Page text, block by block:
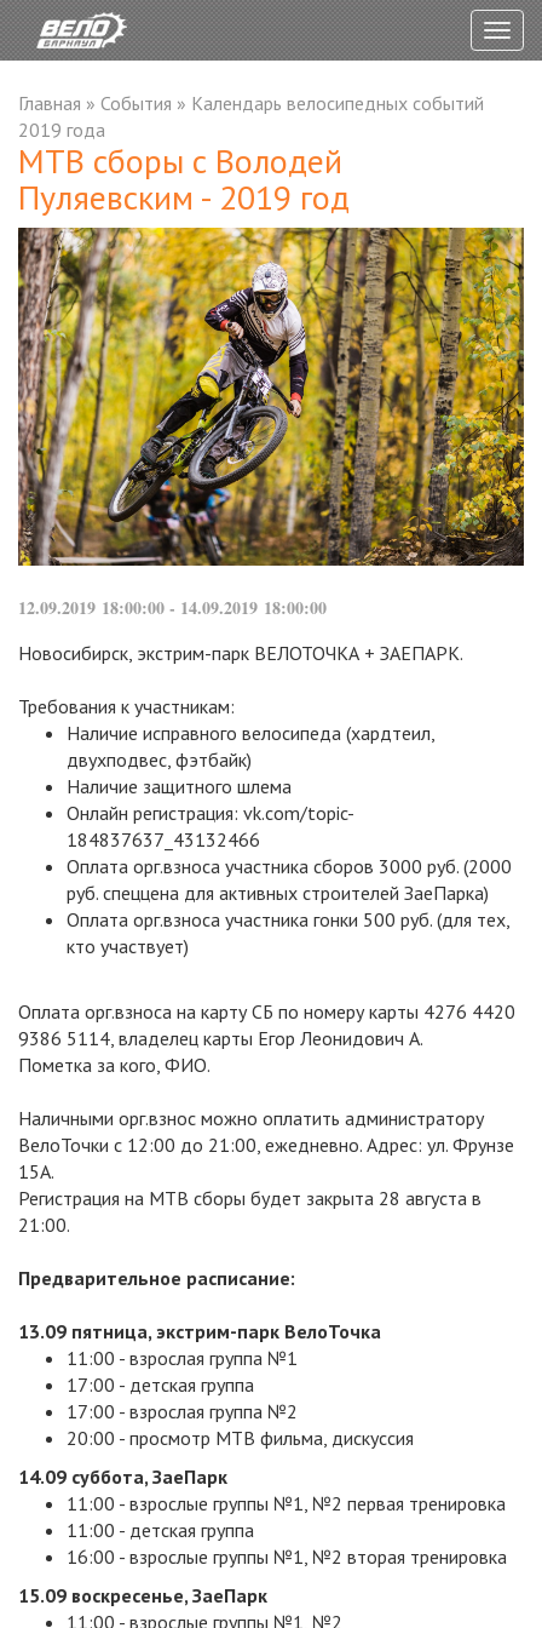
Главная » События » Календарь велосипедных событий
2019 года
MTB сборы с Володей
Пуляевским - 2019 год
12.09.2019 18:00:00 - 14.09.2019 18:00:00
Новосибирск, экстрим-парк ВЕЛОТОЧКА + ЗАЕПАРК.
Требования к участникам:
Наличие исправного велосипеда (хардтеил,
двухподвес, фэтбайк)
Наличие защитного шлема
Онлайн регистрация: vk.com/topic-
184837637_43132466
Оплата орг.взноса участника сборов 3000 руб. (2000
руб. спеццена для активных строителей ЗаеПарка)
Оплата орг.взноса участника гонки 500 руб. (для тех,
кто участвует)
Оплата орг.взноса на карту СБ по номеру карты 4276 4420
9386 5114, владелец карты Егор Леонидович А.
Пометка за кого, ФИО.
Наличными орг.взнос можно оплатить администратору
ВелоТочки с 12:00 до 21:00, ежедневно. Адрес: ул. Фрунзе
15А.
Регистрация на МТВ сборы будет закрыта 28 августа в
21:00.
Предварительное расписание:
13.09 пятница, экстрим-парк ВелоТочка
11:00 - взрослая группа №1
17:00 - детская группа
17:00 - взрослая группа №2
20:00 - просмотр МТВ фильма, дискуссия
14.09 суббота, ЗаеПарк
11:00 - взрослые группы №1, №2 первая тренировка
11:00 - детская группа
16:00 - взрослые группы №1, №2 вторая тренировка
15.09 воскресенье, ЗаеПарк
11:00 - взрослые группы №1, №2